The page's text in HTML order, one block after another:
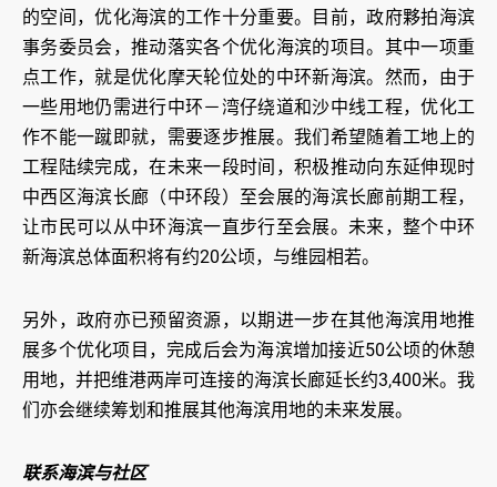
的空间，优化海滨的工作十分重要。目前，政府夥拍海滨
事务委员会，推动落实各个优化海滨的项目。其中一项重
点工作，就是优化摩天轮位处的中环新海滨。然而，由于
一些用地仍需进行中环－湾仔绕道和沙中线工程，优化工
作不能一蹴即就，需要逐步推展。我们希望随着工地上的
工程陆续完成，在未来一段时间，积极推动向东延伸现时
中西区海滨长廊（中环段）至会展的海滨长廊前期工程，
让市民可以从中环海滨一直步行至会展。未来，整个中环
新海滨总体面积将有约20公顷，与维园相若。
另外，政府亦已预留资源，以期进一步在其他海滨用地推
展多个优化项目，完成后会为海滨增加接近50公顷的休憩
用地，并把维港两岸可连接的海滨长廊延长约3,400米。我
们亦会继续筹划和推展其他海滨用地的未来发展。
联系海滨与社区